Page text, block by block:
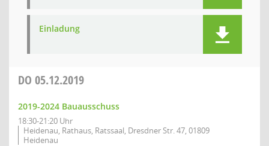
Einladung
DO 05.12.2019
2019-2024 Bauausschuss
18:30-21:20 Uhr
Heidenau, Rathaus, Ratssaal, Dresdner Str. 47, 01809
Heidenau